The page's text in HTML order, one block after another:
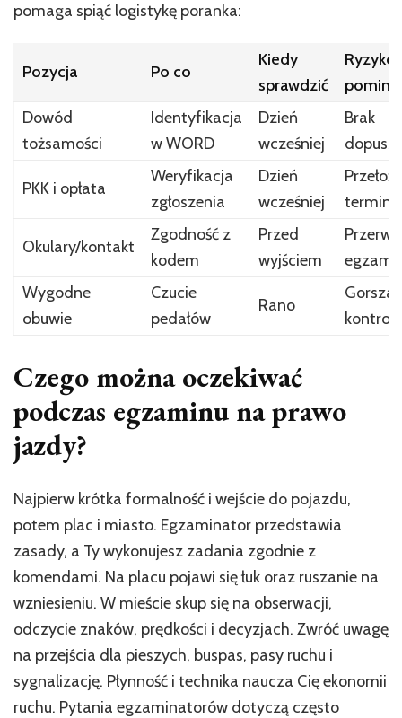
pomaga spiąć logistykę poranka:
Pozycja Po co
Kiedy
sprawdzić
Ryzyko
Dowód
tożsamości
Identyfikacja
w WORD
Dzień
wcześniej
Brak
PKK i opłata
Weryfikacja
zgłoszenia
Dzień
wcześniej
terminu
Okulary/kontakt
Zgodność z
kodem
Przed
wyjściem
Wygodne
obuwie
Czucie
pedałów
Rano
Gorsza
kontrola
Czego można oczekiwać
podczas egzaminu na prawo
jazdy?
Najpierw krótka formalność i wejście do pojazdu,
potem plac i miasto. Egzaminator przedstawia
zasady, a Ty wykonujesz zadania zgodnie z
komendami. Na placu pojawi się łuk oraz ruszanie na
wzniesieniu. W mieście skup się na obserwacji,
odczycie znaków, prędkości i decyzjach. Zwróć uwagę
na przejścia dla pieszych, buspas, pasy ruchu i
sygnalizację. Płynność i technika naucza Cię ekonomii
ruchu. Pytania egzaminatorów dotyczą często